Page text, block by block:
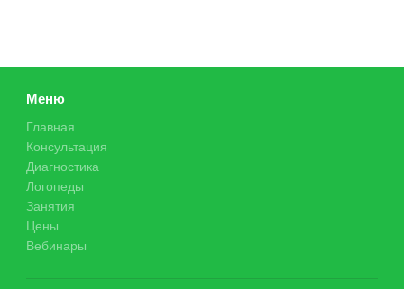
Меню
Главная
Консультация
Диагностика
Логопеды
Занятия
Цены
Вебинары